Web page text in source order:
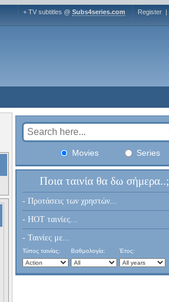
+ TV subtitles @ Subs4series.com Register |
Movies Series
Ποια ταινία θα δω σήμερα..;
- Προτάσεις των χρηστών...
- HOT ταινίες...
- Ταινίες με...
Τύπος ταινίας: Βαθμολογία: Έτος: